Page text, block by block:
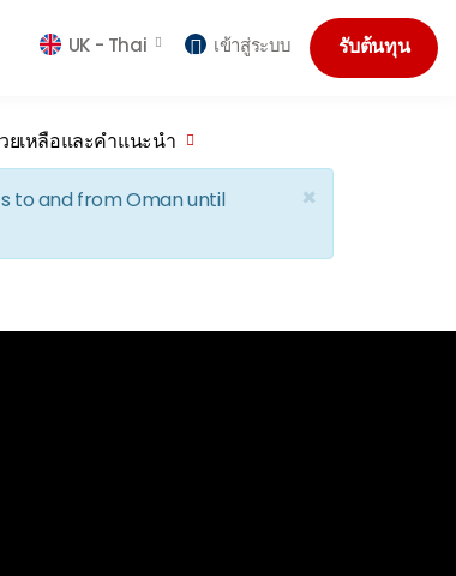
รับต้นทุน
UK - Thai เข้าสู่ระบบ
ยเหลือและคำแนะนำ
×
to and from Oman until